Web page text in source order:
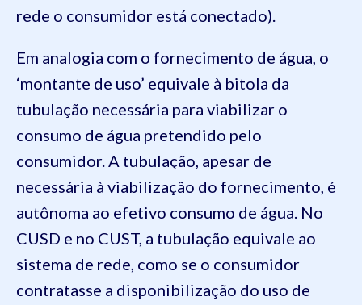
rede o consumidor está conectado).
Em analogia com o fornecimento de água, o
‘montante de uso’ equivale à bitola da
tubulação necessária para viabilizar o
consumo de água pretendido pelo
consumidor. A tubulação, apesar de
necessária à viabilização do fornecimento, é
autônoma ao efetivo consumo de água. No
CUSD e no CUST, a tubulação equivale ao
sistema de rede, como se o consumidor
contratasse a disponibilização do uso de